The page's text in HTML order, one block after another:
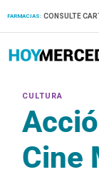
FARMACIAS: CONSULTE
Cine